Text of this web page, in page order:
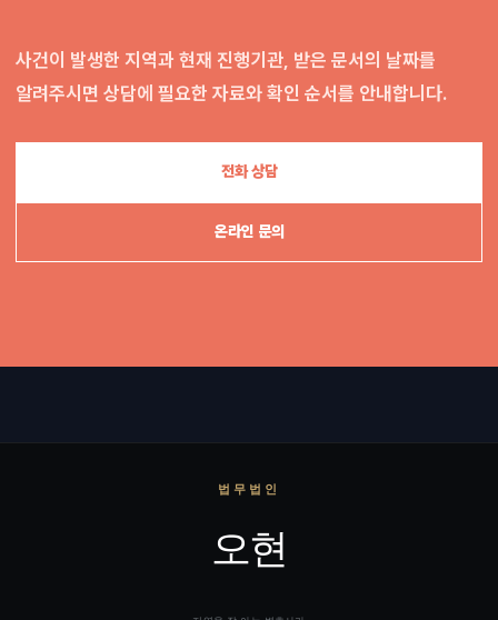
사건이 발생한 지역과 현재 진행기관, 받은 문서의 날짜를
알려주시면 상담에 필요한 자료와 확인 순서를 안내합니다.
전화 상담
온라인 문의
법무법인
오현